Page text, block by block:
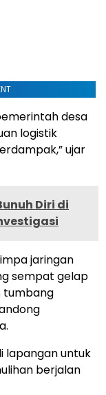
desa
logistik
ujar
Diri di
jaringan
sempat gelap
tumbang
lapangan untuk
berjalan